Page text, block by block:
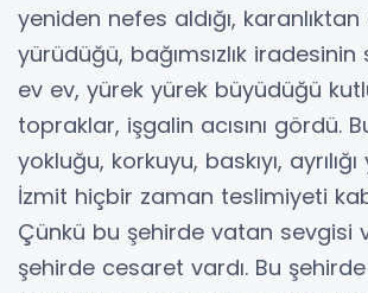
yeniden nefes aldığı, karanlıktan
yürüdüğü, bağımsızlık
ev ev, yürek yürek büyüdüğü
topraklar, işgalin acısını gördü.
yokluğu, korkuyu, baskıyı,
İzmit hiçbir zaman teslimiyeti
Çünkü bu şehirde vatan sevgisi
şehirde cesaret vardı. Bu